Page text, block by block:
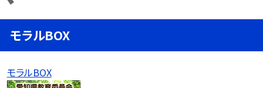
モラルBOX
モラルBOX